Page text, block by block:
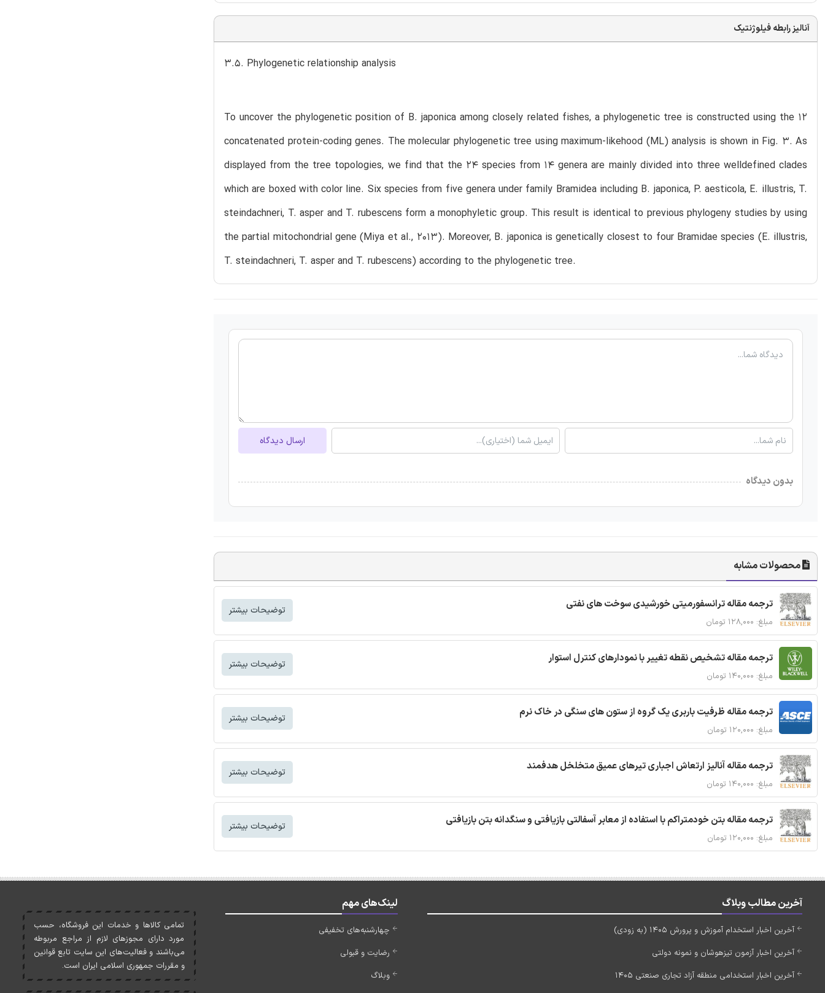
آنالیز رابطه فیلوژنتیک
3.5. Phylogenetic relationship analysis
To uncover the phylogenetic position of B. japonica among closely related fishes, a phylogenetic tree is constructed using the 12
concatenated protein-coding genes. The molecular phylogenetic tree using maximum-likehood (ML) analysis is shown in Fig. 3. As
displayed from the tree topologies, we find that the 24 species from 14 genera are mainly divided into three welldefined clades
which are boxed with color line. Six species from five genera under family Bramidea including B. japonica, P. aesticola, E. illustris, T.
steindachneri, T. asper and T. rubescens form a monophyletic group. This result is identical to previous phylogeny studies by using
the partial mitochondrial gene (Miya et al., 2013). Moreover, B. japonica is genetically closest to four Bramidae species (E. illustris,
T. steindachneri, T. asper and T. rubescens) according to the phylogenetic tree.
ارسال دیدگاه
بدون دیدگاه
محصولات مشابه
ترجمه مقاله ترانسفورمیتی خورشیدی سوخت های نفتی
مبلغ: ۱۲۸,۰۰۰ تومان
توضیحات بیشتر
ترجمه مقاله تشخیص نقطه تغییر با نمودارهای کنترل استوار
مبلغ: ۱۴۰,۰۰۰ تومان
توضیحات بیشتر
ترجمه مقاله ظرفیت باربری یک گروه از ستون های سنگی در خاک نرم
مبلغ: ۱۲۰,۰۰۰ تومان
توضیحات بیشتر
ترجمه مقاله آنالیز ارتعاش اجباری تیرهای عمیق متخلخل هدفمند
مبلغ: ۱۴۰,۰۰۰ تومان
توضیحات بیشتر
ترجمه مقاله بتن خودمتراکم با استفاده از معابر آسفالتی بازیافتی و سنگدانه بتن بازیافتی
مبلغ: ۱۲۰,۰۰۰ تومان
توضیحات بیشتر
آخرین مطالب وبلاگ
آخرین اخبار استخدام آموزش و پرورش 1405 (به زودی)
آخرین اخبار آزمون تیزهوشان و نمونه دولتی
آخرین اخبار استخدامی منطقه آزاد تجاری صنعتی 1405
لینک‌های مهم
چهارشنبه‌های تخفیفی
رضایت و قبولی
وبلاگ
تمامی کالاها و خدمات اين فروشگاه، حسب
مورد دارای مجوزهای لازم از مراجع مربوطه
می‌باشند و فعاليت‌های اين سايت تابع قوانين
و مقررات جمهوری اسلامی ايران است.